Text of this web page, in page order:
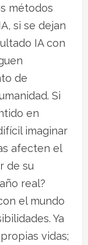
métodos
si se dejan
IA con
de
Si
en
imaginar
afecten el
de su
real?
el mundo
Ya
vidas;